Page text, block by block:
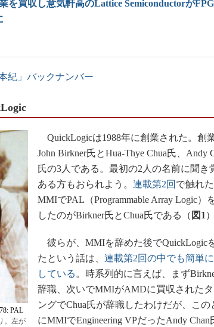
新型コロナへの対応
を買収し意気軒高のLattice Semiconductorが
紀」バックナンバー
PAL
。左が
QuickLogicは1988年に創業された。創
John Birkner氏とHua-Thye Chua氏、Andy
氏の3人である。最初の2人の名前に聞き
ある方もおられよう。 連載第2回 で触れた
MMIでPAL（Programmable Array Logic）
したのがBirkner氏とChua氏である（ 図1
彼らが、MMIを辞めた後でQuickLogic
たという話は、 連載第2回の中でも簡単
している 。時系列的に言えば、まず
辞職、次いでMMIがAMDに買収されたタ
ングでChua氏が辞職したわけだが、この
にMMIでEngineering VPだったAndy Chan